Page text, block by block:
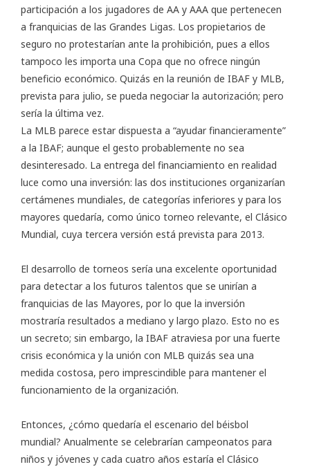
participación a los jugadores de AA y AAA que pertenecen
a franquicias de las Grandes Ligas. Los propietarios de
seguro no protestarían ante la prohibición, pues a ellos
tampoco les importa una Copa que no ofrece ningún
beneficio económico. Quizás en la reunión de IBAF y MLB,
prevista para julio, se pueda negociar la autorización; pero
sería la última vez.
La MLB parece estar dispuesta a “ayudar financieramente”
a la IBAF; aunque el gesto probablemente no sea
desinteresado. La entrega del financiamiento en realidad
luce como una inversión: las dos instituciones organizarían
certámenes mundiales, de categorías inferiores y para los
mayores quedaría, como único torneo relevante, el Clásico
Mundial, cuya tercera versión está prevista para 2013.
El desarrollo de torneos sería una excelente oportunidad
para detectar a los futuros talentos que se unirían a
franquicias de las Mayores, por lo que la inversión
mostraría resultados a mediano y largo plazo. Esto no es
un secreto; sin embargo, la IBAF atraviesa por una fuerte
crisis económica y la unión con MLB quizás sea una
medida costosa, pero imprescindible para mantener el
funcionamiento de la organización.
Entonces, ¿cómo quedaría el escenario del béisbol
mundial? Anualmente se celebrarían campeonatos para
niños y jóvenes y cada cuatro años estaría el Clásico